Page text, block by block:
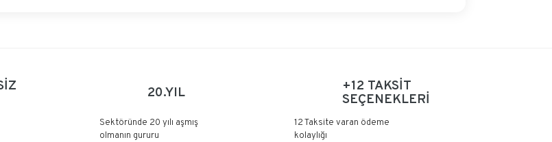
20.YIL
Sektöründe 20 yılı aşmış
olmanın gururu
+12 TAKSİT
SEÇENEKLERİ
12 Taksite varan ödeme
kolaylığı